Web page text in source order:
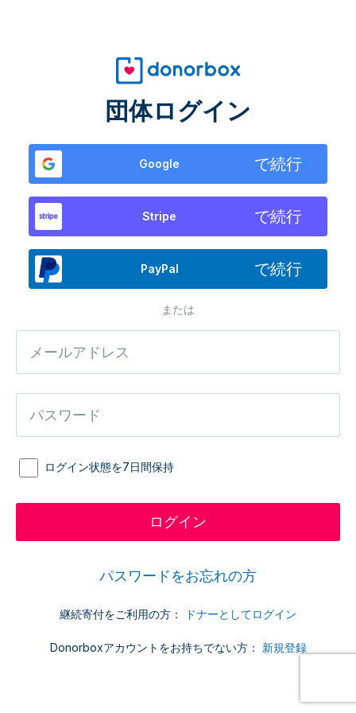
団体ログイン
Google で続行
Stripe で続行
PayPal で続行
または
ログイン状態を7日間保持
パスワードをお忘れの方
継続寄付をご利用の方： ドナーとしてログイン
Donorboxアカウントをお持ちでない方： 新規登録